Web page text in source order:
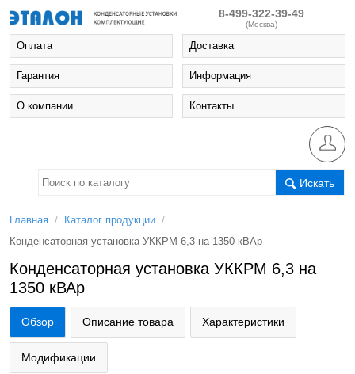
8-499-322-39-49
(Москва)
Оплата Доставка
Гарантия Информация
О компании Контакты
Искать
Главная / Каталог продукции /
Конденсаторная установка УККРМ 6,3 на 1350 кВАр
Конденсаторная установка УККРМ 6,3 на
1350 кВАр
Обзор Описание товара Характеристики
Модификации